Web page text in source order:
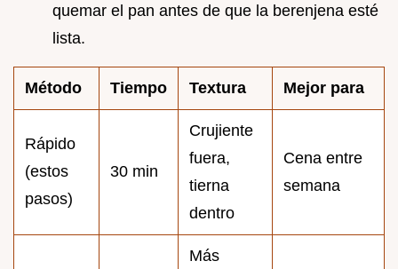
quemar el pan antes de que la berenjena esté
lista.
Método Tiempo Textura Mejor para
Rápido
(estos
pasos)
30 min
Crujiente
fuera,
tierna
dentro
Cena entre
semana
Más